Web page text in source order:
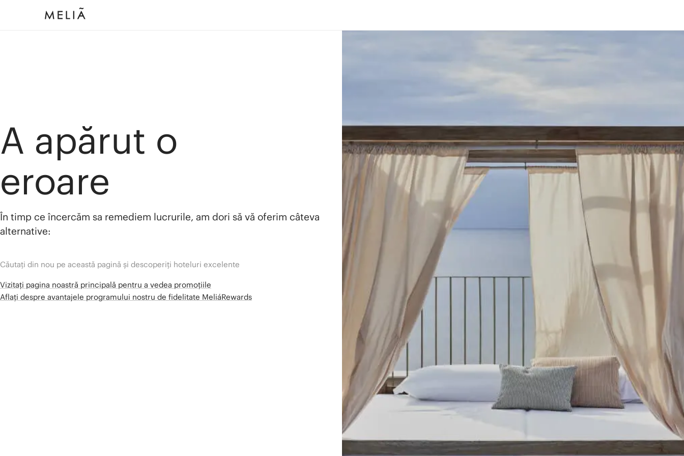
A apărut o
eroare
În timp ce încercăm sa remediem lucrurile, am dori să vă oferim câteva
alternative:
Căutați din nou pe această pagină și descoperiți hoteluri excelente
Vizitați pagina noastră principală pentru a vedea promoțiile
Aflați despre avantajele programului nostru de fidelitate MeliáRewards